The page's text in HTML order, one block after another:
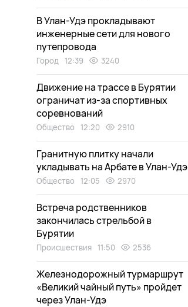
В Улан-Удэ прокладывают
инженерные сети для нового
путепровода
Город 12:39 3240
Движение на трассе в Бурятии
ограничат из-за спортивных
соревнований
Общество 12:20 2910
Гранитную плитку начали
укладывать на Арбате в Улан-Удэ
Общество 12:05 2970
Встреча родственников
закончилась стрельбой в
Бурятии
Происшествия 11:50 2536
Железнодорожный турмаршрут
«Великий чайный путь» пройдет
через Улан-Удэ